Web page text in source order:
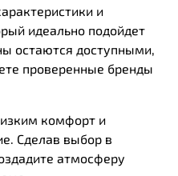
и
идеально подойдет
остаются доступными,
проверенные бренды
комфорт и
Сделав выбор в
атмосферу